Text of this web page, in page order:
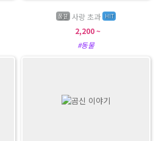
품절 사랑 초과 HIT
2,200 ~
#동물